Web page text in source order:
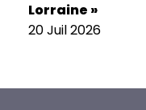
Lorraine »
20 Juil 2026